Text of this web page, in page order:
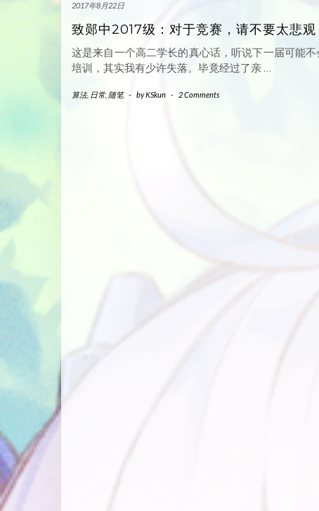
2017年8月22日
致郧中2017级：对于竞赛，请不要太悲观
这是来自一个高二学长的真心话，听说下一届可能不
培训，其实我有少许失落。毕竟经过了亲 …
算法, 日常, 随笔 - byKSkun - 2 Comments